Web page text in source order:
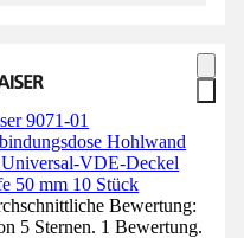
9071-01
Hohlwand
VDE-Deckel
50 mm 10 Stück
Bewertung:
5 Sternen. 1 Bewertung.